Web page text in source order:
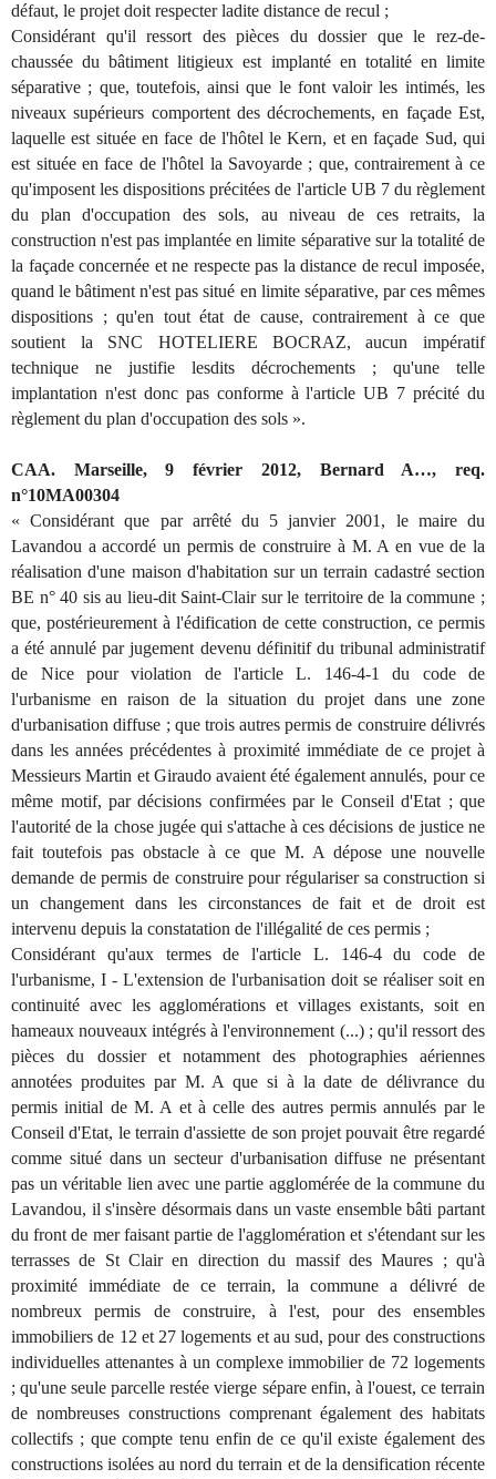
défaut, le projet doit respecter ladite distance de recul ;
Considérant qu'il ressort des pièces du dossier que le rez-de-
chaussée du bâtiment litigieux est implanté en totalité en limite
séparative ; que, toutefois, ainsi que le font valoir les intimés, les
niveaux supérieurs comportent des décrochements, en façade Est,
laquelle est située en face de l'hôtel le Kern, et en façade Sud, qui
est située en face de l'hôtel la Savoyarde ; que, contrairement à ce
qu'imposent les dispositions précitées de l'article UB 7 du règlement
du plan d'occupation des sols, au niveau de ces retraits, la
construction n'est pas implantée en limite séparative sur la totalité de
la façade concernée et ne respecte pas la distance de recul imposée,
quand le bâtiment n'est pas situé en limite séparative, par ces mêmes
dispositions ; qu'en tout état de cause, contrairement à ce que
soutient la SNC HOTELIERE BOCRAZ, aucun impératif
technique ne justifie lesdits décrochements ; qu'une telle
implantation n'est donc pas conforme à l'article UB 7 précité du
règlement du plan d'occupation des sols ».
CAA. Marseille, 9 février 2012, Bernard A…, req.
n°10MA00304
« Considérant que par arrêté du 5 janvier 2001, le maire du
Lavandou a accordé un permis de construire à M. A en vue de la
réalisation d'une maison d'habitation sur un terrain cadastré section
BE n° 40 sis au lieu-dit Saint-Clair sur le territoire de la commune ;
que, postérieurement à l'édification de cette construction, ce permis
a été annulé par jugement devenu définitif du tribunal administratif
de Nice pour violation de l'article L. 146-4-1 du code de
l'urbanisme en raison de la situation du projet dans une zone
d'urbanisation diffuse ; que trois autres permis de construire délivrés
dans les années précédentes à proximité immédiate de ce projet à
Messieurs Martin et Giraudo avaient été également annulés, pour ce
même motif, par décisions confirmées par le Conseil d'Etat ; que
l'autorité de la chose jugée qui s'attache à ces décisions de justice ne
fait toutefois pas obstacle à ce que M. A dépose une nouvelle
demande de permis de construire pour régulariser sa construction si
un changement dans les circonstances de fait et de droit est
intervenu depuis la constatation de l'illégalité de ces permis ;
Considérant qu'aux termes de l'article L. 146-4 du code de
l'urbanisme, I - L'extension de l'urbanisation doit se réaliser soit en
continuité avec les agglomérations et villages existants, soit en
hameaux nouveaux intégrés à l'environnement (...) ; qu'il ressort des
pièces du dossier et notamment des photographies aériennes
annotées produites par M. A que si à la date de délivrance du
permis initial de M. A et à celle des autres permis annulés par le
Conseil d'Etat, le terrain d'assiette de son projet pouvait être regardé
comme situé dans un secteur d'urbanisation diffuse ne présentant
pas un véritable lien avec une partie agglomérée de la commune du
Lavandou, il s'insère désormais dans un vaste ensemble bâti partant
du front de mer faisant partie de l'agglomération et s'étendant sur les
terrasses de St Clair en direction du massif des Maures ; qu'à
proximité immédiate de ce terrain, la commune a délivré de
nombreux permis de construire, à l'est, pour des ensembles
immobiliers de 12 et 27 logements et au sud, pour des constructions
individuelles attenantes à un complexe immobilier de 72 logements
; qu'une seule parcelle restée vierge sépare enfin, à l'ouest, ce terrain
de nombreuses constructions comprenant également des habitats
collectifs ; que compte tenu enfin de ce qu'il existe également des
constructions isolées au nord du terrain et de la densification récente